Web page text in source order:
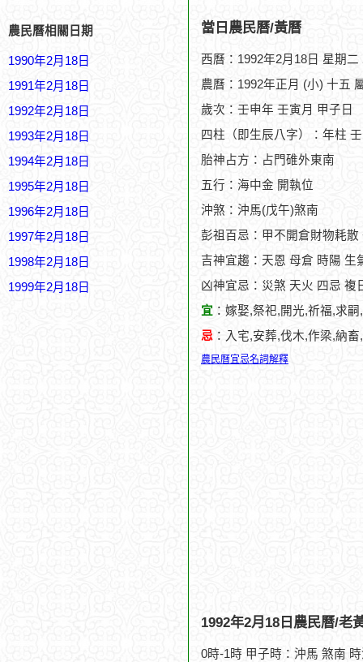
農民曆相關日期
1990年2月18日
1991年2月18日
1992年2月18日
1993年2月18日
1994年2月18日
1995年2月18日
1996年2月18日
1997年2月18日
1998年2月18日
1999年2月18日
當日農民曆/黃曆
西曆：1992年2月18日 星期二
農曆：1992年正月 (小) 十五
歲次：壬申年 壬寅月 甲子日
四柱（即生辰八字）：年柱
胎神占方：占門碓外東南
五行：海中金 開執位
沖煞：沖馬(戊午)煞南
彭祖百忌：甲不開倉財物耗
吉神宜趨：天恩 母倉 時陽 生
凶神宜忌：災煞 天火 四忌 複
宜 ：嫁娶,祭祀,開光,祈福,求
忌 ：入宅,安葬,伐木,作梁,納
農民曆宜忌名詞解釋
1992年2月18日農民曆/老
0時-1時 甲子時：沖馬 煞南